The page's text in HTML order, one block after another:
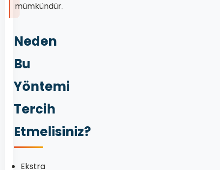
mümkündür.
Neden
Bu
Yöntemi
Tercih
Etmelisiniz?
Ekstra